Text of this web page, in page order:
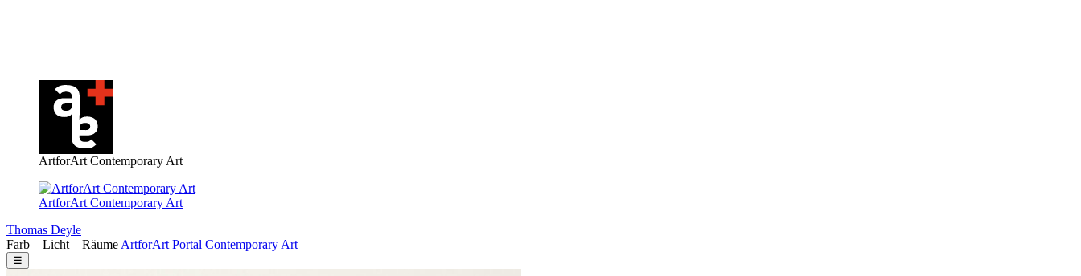
ArtforArt Contemporary Art
ArtforArt Contemporary Art
Thomas Deyle
Farb – Licht – Räume ArtforArt Portal Contemporary Art
☰